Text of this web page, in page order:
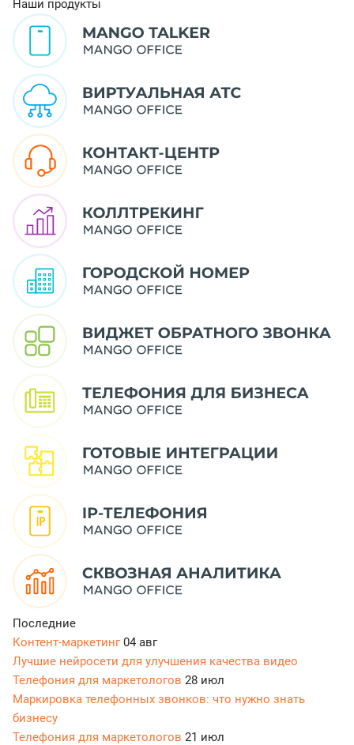
Наши продукты
Последние
Контент-маркетинг04 авг
Лучшие нейросети для улучшения качества видео
Телефония для маркетологов 28 июл
Маркировка телефонных звонков: что нужно знать
бизнесу
Телефония для маркетологов 21 июл